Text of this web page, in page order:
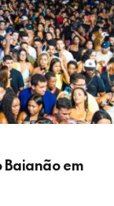
Baianão em